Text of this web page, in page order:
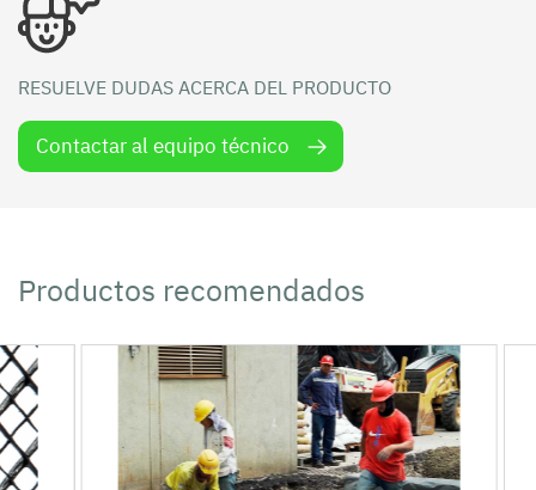
RESUELVE DUDAS ACERCA DEL PRODUCTO
Contactar al equipo técnico
Productos recomendados